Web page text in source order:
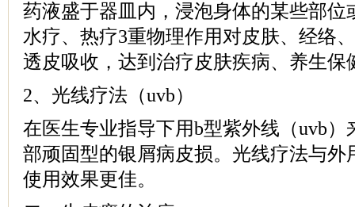
药液盛于器皿内，浸泡身体的某些部位
水疗、热疗3重物理作用对皮肤、经络
透皮吸收，达到治疗皮肤疾病、养生保
2、光线疗法（uvb）
在医生专业指导下用b型紫外线（uvb）
部顽固型的银屑病皮损。光线疗法与外
使用效果更佳。